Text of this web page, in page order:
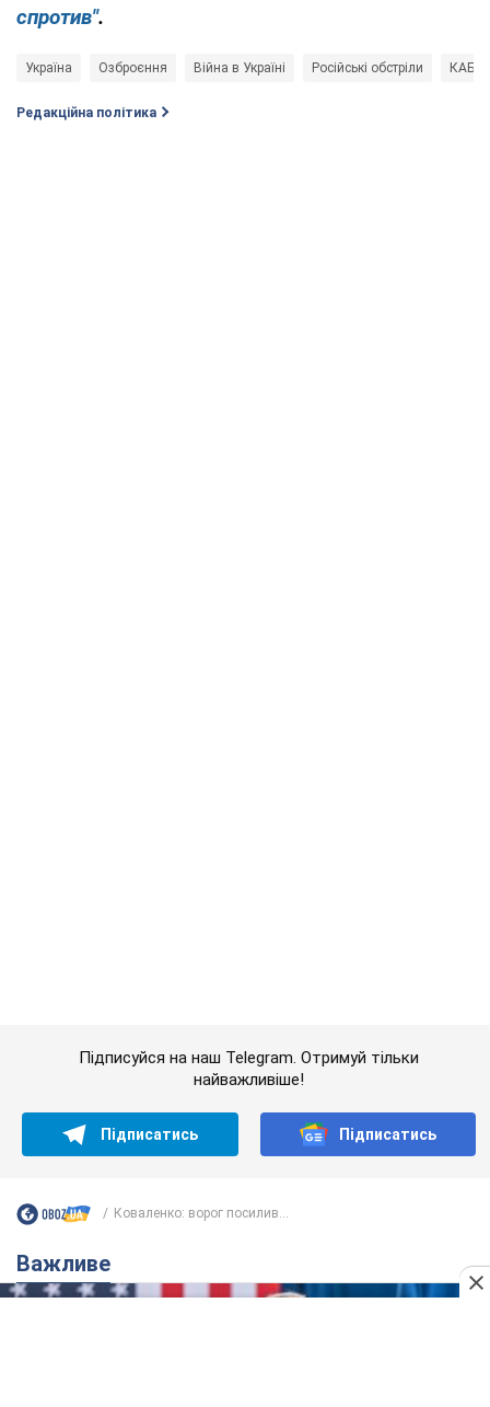
спротив".
Україна Озброєння Війна в Україні Російські обстріли КАБ
Редакційна політика
"агресивний" рак
Спершу лікарі не надали цьому належної уваги
6.08.2026 12:46
обернулася скандалом: чому ведучу
Знаменитість вийшла на пряму комунікацію в
мережі та розставила всі крапки над "і"